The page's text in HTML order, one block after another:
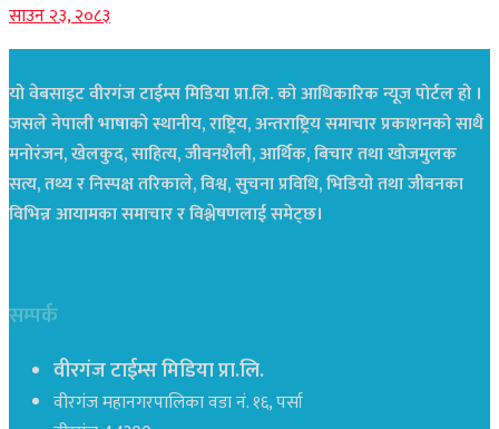
साउन २३, २०८३
यो वेबसाइट वीरगंज टाईम्स मिडिया प्रा.लि. को आधिकारिक न्यूज पोर्टल हो ।
जसले नेपाली भाषाको स्थानीय, राष्ट्रिय, अन्तराष्ट्रिय समाचार प्रकाशनको साथै
मनोरंजन, खेलकुद, साहित्य, जीवनशैली, आर्थिक, बिचार तथा खोजमुलक
सत्य, तथ्य र निस्पक्ष तरिकाले, विश्व, सुचना प्रविधि, भिडियो तथा जीवनका
विभिन्न आयामका समाचार र विश्लेषणलाई समेट्छ।
सम्पर्क
वीरगंज टाईम्स मिडिया प्रा.लि.
वीरगंज महानगरपालिका वडा नं. १६, पर्सा